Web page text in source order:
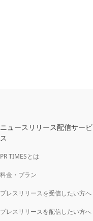
ニュースリリース配信サービ
ス
PR TIMESとは
料金・プラン
プレスリリースを受信したい方へ
プレスリリースを配信したい方へ